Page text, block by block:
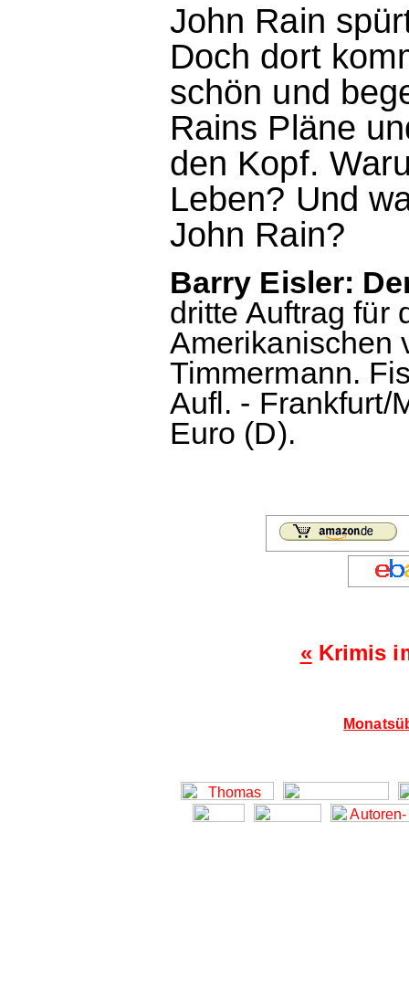
John Rain
Doch dort
schön und
Rains Pläne
den Kopf.
Leben? Und
John Rain?
Barry Eisler:
dritte Auftrag für
Amerikanischen
Timmermann.
Aufl. - Frankfurt/
Euro (D).
«Krimis